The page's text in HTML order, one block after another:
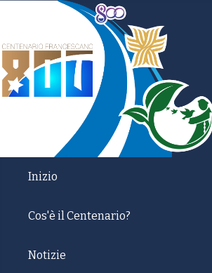
Inizio
Cos'è il Centenario?
Notizie